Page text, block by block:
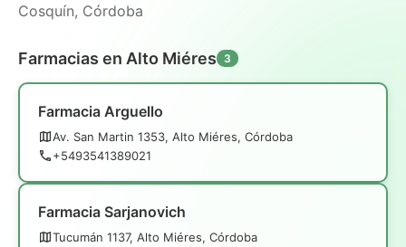
Cosquín, Córdoba
Farmacias en Alto Miéres 3
Farmacia Arguello
Av. San Martin 1353, Alto Miéres, Córdoba
+5493541389021
Farmacia Sarjanovich
Tucumán 1137, Alto Miéres, Córdoba